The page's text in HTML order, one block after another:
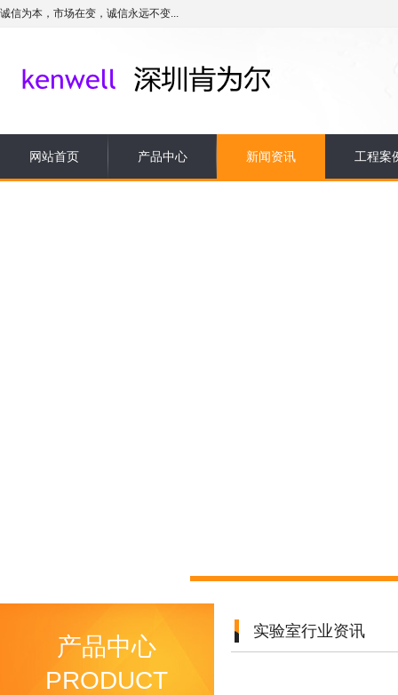
诚信为本，市场在变，诚信永远不变...
网站首页 产品中心 新闻资讯 工程案
产品中心
PRODUCT
实验室行业资讯